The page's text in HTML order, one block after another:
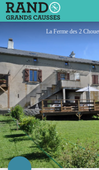
La Ferme des 2 Chouettes- Gîte